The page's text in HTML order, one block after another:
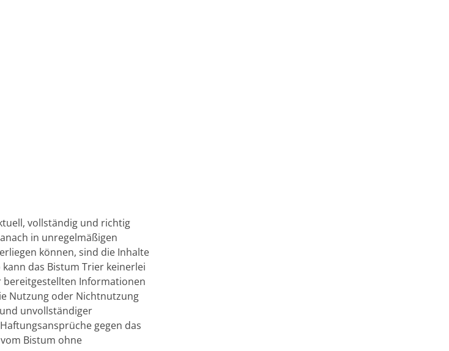
vollständig und richtig
in unregelmäßigen
können, sind die Inhalte
das Bistum Trier keinerlei
bereitgestellten Informationen
Nutzung oder Nichtnutzung
unvollständiger
gegen das
Bistum ohne